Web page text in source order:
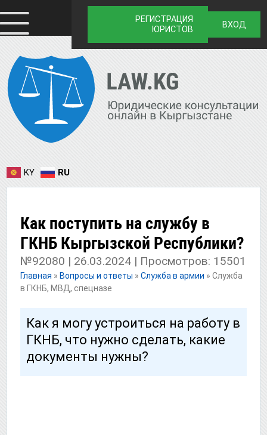
РЕГИСТРАЦИЯ
ЮРИСТОВ
ВХОД
KY RU
Как поступить на службу в
ГКНБ Кыргызской Республики?
№92080 | 26.03.2024 | Просмотров: 15501
Главная » Вопросы и ответы » Служба в армии » Служба
в ГКНБ, МВД, спецназе
Как я могу устроиться на работу в
ГКНБ, что нужно сделать, какие
документы нужны?